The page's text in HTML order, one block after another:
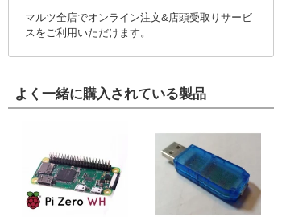
マルツ全店でオンライン注文&店頭受取りサービ
スをご利用いただけます。
よく一緒に購入されている製品